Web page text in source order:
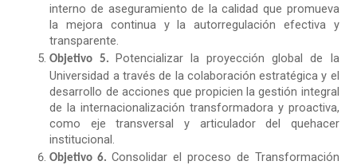
interno de aseguramiento de la calidad que promueva
la mejora continua y la autorregulación efectiva y
transparente.
Objetivo 5. Potencializar la proyección global de la
Universidad a través de la colaboración estratégica y el
desarrollo de acciones que propicien la gestión integral
de la internacionalización transformadora y proactiva,
como eje transversal y articulador del quehacer
institucional.
Objetivo 6. Consolidar el proceso de Transformación